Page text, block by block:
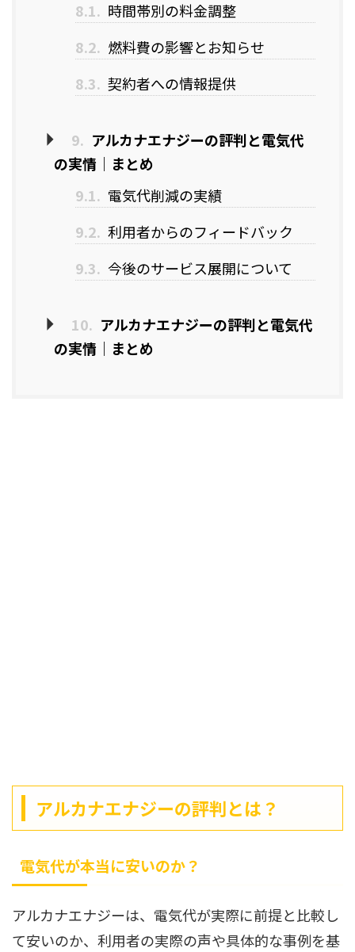
8.1. 時間帯別の料金調整
8.2. 燃料費の影響とお知らせ
8.3. 契約者への情報提供
9. アルカナエナジーの評判と電気代
の実情｜まとめ
9.1. 電気代削減の実績
9.2. 利用者からのフィードバック
9.3. 今後のサービス展開について
10. アルカナエナジーの評判と電気代
の実情｜まとめ
アルカナエナジーの評判とは？
電気代が本当に安いのか？
アルカナエナジーは、電気代が実際に前提と比較し
て安いのか、利用者の実際の声や具体的な事例を基